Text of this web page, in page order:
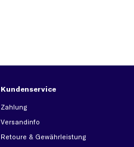
Kundenservice
Zahlung
Versandinfo
Retoure & Gewährleistung